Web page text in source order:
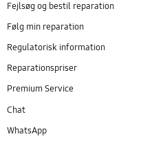
Fejlsøg og bestil reparation
Følg min reparation
Regulatorisk information
Reparationspriser
Premium Service
Chat
WhatsApp